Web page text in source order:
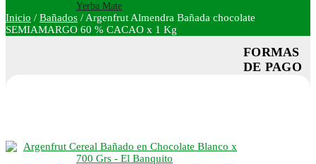
Yerba Mate
Inicio / Bañados / Argenfrut Almendra Bañada chocolate
SEMIAMARGO 60 % CACAO x 1 Kg
FORMAS
DE PAGO